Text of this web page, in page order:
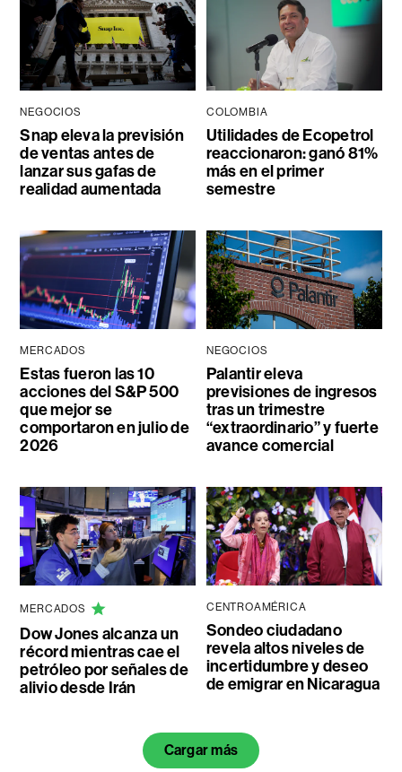
NEGOCIOS
Snap eleva la previsión
de ventas antes de
lanzar sus gafas de
realidad aumentada
COLOMBIA
Utilidades de Ecopetrol
reaccionaron: ganó 81%
más en el primer
semestre
MERCADOS
Estas fueron las 10
acciones del S&P 500
que mejor se
comportaron en julio de
2026
NEGOCIOS
Palantir eleva
previsiones de ingresos
tras un trimestre
“extraordinario” y fuerte
avance comercial
MERCADOS
Dow Jones alcanza un
récord mientras cae el
petróleo por señales de
alivio desde Irán
CENTROAMÉRICA
Sondeo ciudadano
revela altos niveles de
incertidumbre y deseo
de emigrar en Nicaragua
Cargar más